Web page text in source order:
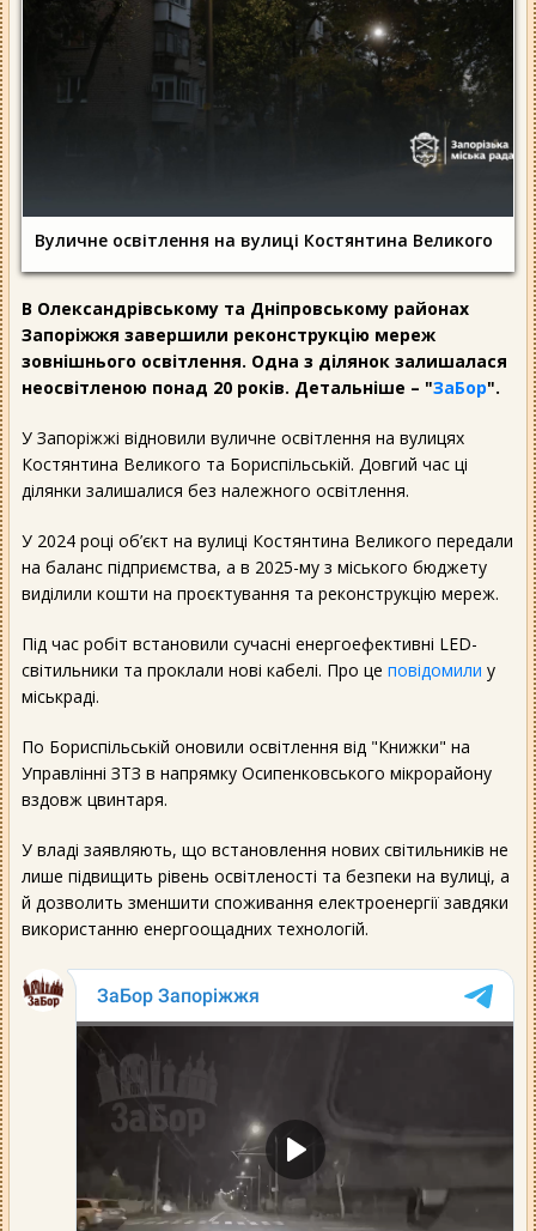
Вуличне освітлення на вулиці Костянтина Великого
В Олександрівському та Дніпровському районах
Запоріжжя завершили реконструкцію мереж
зовнішнього освітлення. Одна з ділянок залишалася
неосвітленою понад 20 років. Детальніше – "ЗаБор".
У Запоріжжі відновили вуличне освітлення на вулицях
Костянтина Великого та Бориспільській. Довгий час ці
ділянки залишалися без належного освітлення.
У 2024 році об’єкт на вулиці Костянтина Великого передали
на баланс підприємства, а в 2025-му з міського бюджету
виділили кошти на проєктування та реконструкцію мереж.
Під час робіт встановили сучасні енергоефективні LED-
світильники та проклали нові кабелі. Про це повідомили у
міськраді.
По Бориспільській оновили освітлення від "Книжки" на
Управлінні ЗТЗ в напрямку Осипенковського мікрорайону
вздовж цвинтаря.
У владі заявляють, що встановлення нових світильників не
лише підвищить рівень освітленості та безпеки на вулиці, а
й дозволить зменшити споживання електроенергії завдяки
використанню енергоощадних технологій.